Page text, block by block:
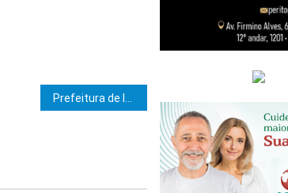
Prefeitura de Itabuna conclui a pavimentação de 15 ruas no Bairro Nova Ferradas